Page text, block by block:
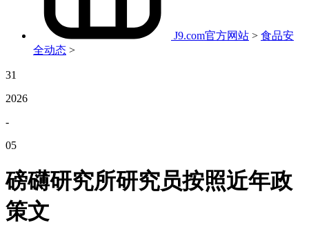
J9.com官方网站 > 食品安
全动态 >
31
2026
-
05
磅礴研究所研究员按照近年政
策文